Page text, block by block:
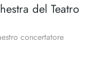
del Teatro
concertatore